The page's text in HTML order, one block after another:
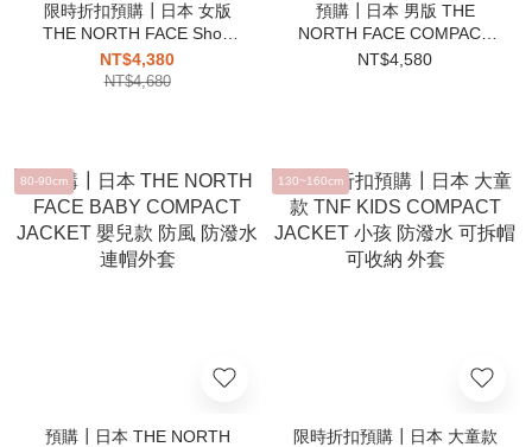
限時折扣預購┃日本 女版
THE NORTH FACE Short
Compact Jacket 短版 防風
防潑水 外套
NT$4,380
NT$4,680
預購┃日本 男版 THE
NORTH FACE COMPACT
JACKET 防潑水 防風 連帽外
NT$4,580
80-90cm
預購┃日本 THE NORTH
130~160cm
限時折扣預購┃日本 大童款